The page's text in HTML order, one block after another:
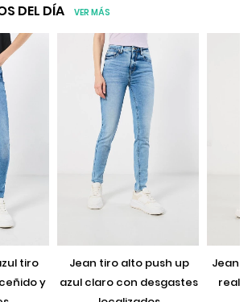
DEL DÍA VER MÁS
y
jean tiro alto push up
azul claro con desgastes
jean push up negro con